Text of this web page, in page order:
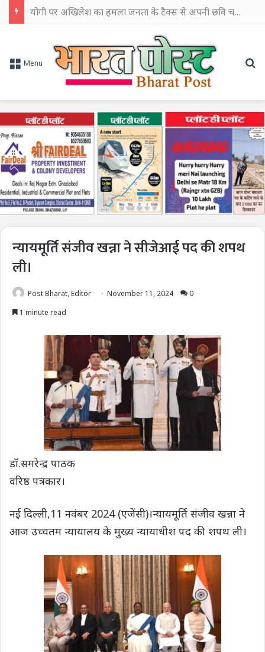
योगी पर अखिलेश का हमला जनता के टैक्स से अपनी छवि चमकाने में किया खर्च
Menu
न्यायमूर्ति संजीव खन्ना ने सीजेआई पद की शपथ
ली।
Post Bharat, Editor November 11, 2024
0
1 minute read
डॉ.समरेन्द्र पाठक
वरिष्ठ पत्रकार।
नई दिल्ली,11 नवंबर 2024 (एजेंसी)।न्यायमूर्ति संजीव खन्ना ने
आज उच्चतम न्यायालय के मुख्य न्यायाधीश पद की शपथ ली।